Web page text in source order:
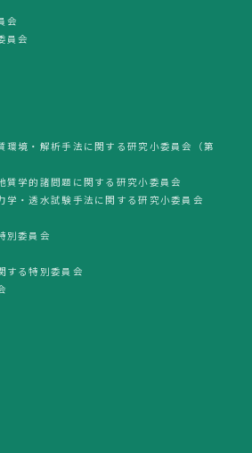
会
員会
環境・解析手法に関する研究小委員会（第
質学的諸問題に関する研究小委員会
学・透水試験手法に関する研究小委員会
別委員会
する特別委員会